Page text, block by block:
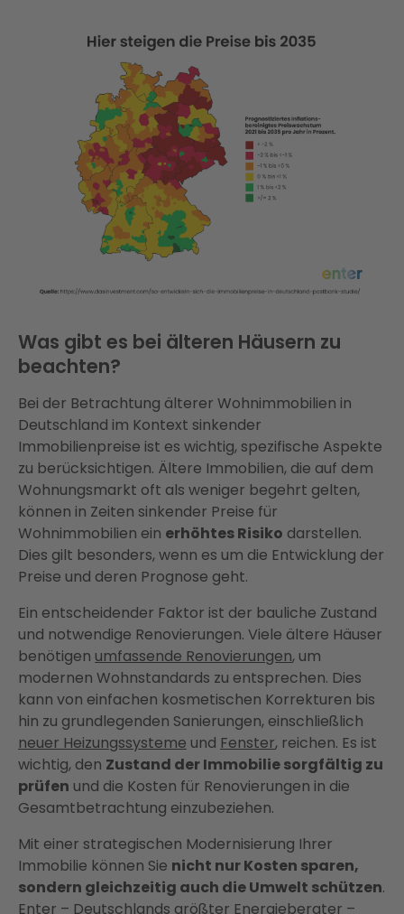
Was gibt es bei älteren Häusern zu
beachten?
Bei der Betrachtung älterer Wohnimmobilien in
Deutschland im Kontext sinkender
Immobilienpreise ist es wichtig, spezifische Aspekte
zu berücksichtigen. Ältere Immobilien, die auf dem
Wohnungsmarkt oft als weniger begehrt gelten,
können in Zeiten sinkender Preise für
Wohnimmobilien ein erhöhtes Risiko darstellen.
Dies gilt besonders, wenn es um die Entwicklung der
Preise und deren Prognose geht.
Ein entscheidender Faktor ist der bauliche Zustand
und notwendige Renovierungen. Viele ältere Häuser
benötigen umfassende Renovierungen, um
modernen Wohnstandards zu entsprechen. Dies
kann von einfachen kosmetischen Korrekturen bis
hin zu grundlegenden Sanierungen, einschließlich
neuer Heizungssysteme und Fenster, reichen. Es ist
wichtig, den Zustand der Immobilie sorgfältig zu
prüfen und die Kosten für Renovierungen in die
Gesamtbetrachtung einzubeziehen.
Mit einer strategischen Modernisierung Ihrer
Immobilie können Sie nicht nur Kosten sparen,
sondern gleichzeitig auch die Umwelt schützen.
Enter – Deutschlands größter Energieberater –